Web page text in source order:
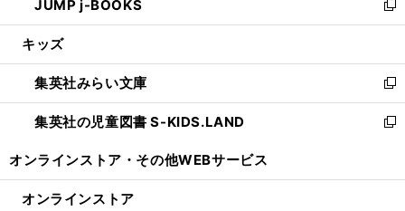
で
開
ド
ウ
開
く
ィ
ン
ウ
で
開
く
い
ウ
ン
ド
ウ
で
JUMP j-BOOKS
新
し
ウ
ィ
ン
ド
開
キッズ
集英社みらい文庫
新
し
い
ン
集英社の児童図書 S-KIDS.LAND
新
ウ
オンラインストア・ その他WEBサービス
オンラインストア